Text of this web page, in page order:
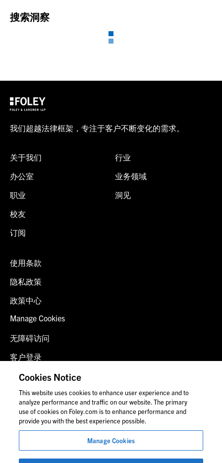
搜索洞察
我们超越法律框架，专注于客户不断变化的需求。
关于我们
办公室
职业
校友
订阅
行业
业务领域
洞见
使用条款
隐私政策
政策中心
Manage Cookies
无障碍访问
客户登录
诈骗预警
联系我们
© 2026 福里尔·拉德纳律师事务所
律师广告
Cookies Notice
This website uses cookies to enhance user experience and to
analyze performance and traffic on our website. The primary
use of cookies on Foley.com is to enhance performance and
provide you with the best experience possible.
Manage Cookies